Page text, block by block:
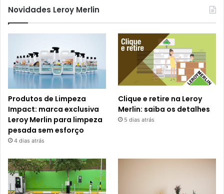
Novidades Leroy Merlin
Produtos de Limpeza
Impact: marca exclusiva
Leroy Merlin para limpeza
pesada sem esforço
4 dias atrás
Clique e retire na Leroy
Merlin: saiba os detalhes
5 dias atrás